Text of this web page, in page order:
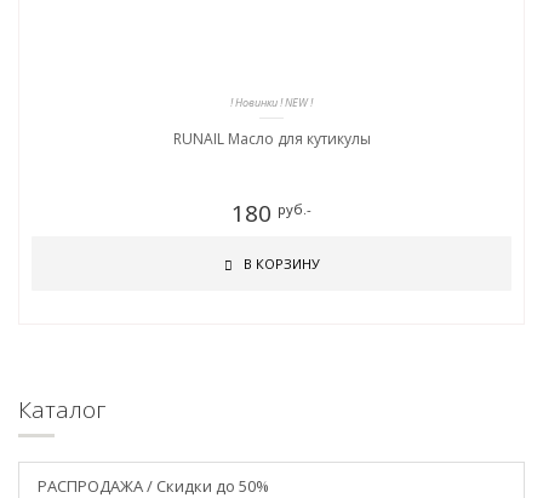
! Новинки ! NEW !
RUNAIL Масло для кутикулы
180 руб.-
В КОРЗИНУ
Каталог
РАСПРОДАЖА / Скидки до 50%